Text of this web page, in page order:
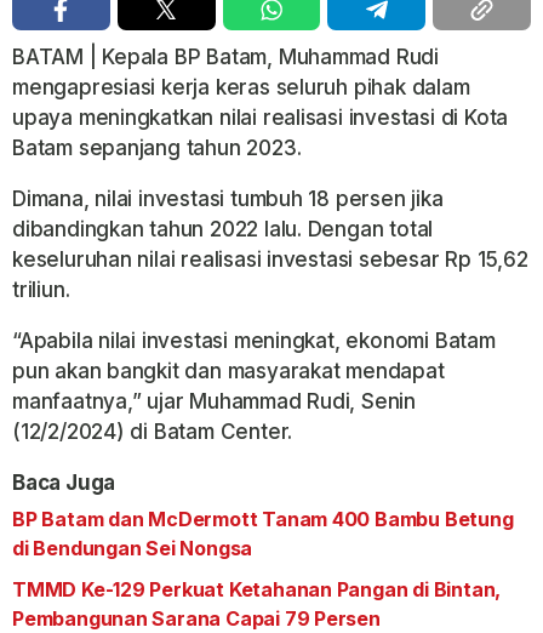
BATAM | Kepala BP Batam, Muhammad Rudi
mengapresiasi kerja keras seluruh pihak dalam
upaya meningkatkan nilai realisasi investasi di Kota
Batam sepanjang tahun 2023.
Dimana, nilai investasi tumbuh 18 persen jika
dibandingkan tahun 2022 lalu. Dengan total
keseluruhan nilai realisasi investasi sebesar Rp 15,62
triliun.
“Apabila nilai investasi meningkat, ekonomi Batam
pun akan bangkit dan masyarakat mendapat
manfaatnya,” ujar Muhammad Rudi, Senin
(12/2/2024) di Batam Center.
Baca Juga
BP Batam dan McDermott Tanam 400 Bambu Betung
di Bendungan Sei Nongsa
TMMD Ke-129 Perkuat Ketahanan Pangan di Bintan,
Pembangunan Sarana Capai 79 Persen